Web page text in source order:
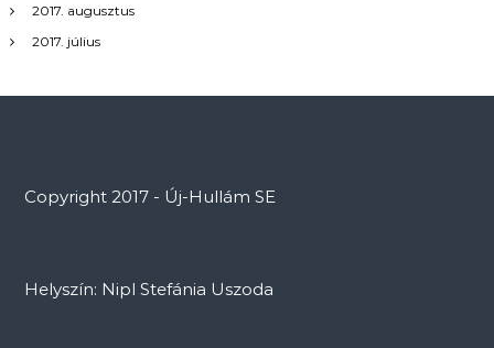
2017. augusztus
2017. július
Copyright 2017 - Új-Hullám SE
Helyszín: Nipl Stefánia Uszoda